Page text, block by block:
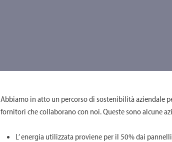
Abbiamo in atto un percorso di sostenibilità aziendale
fornitori che collaborano con noi. Queste sono alcune
L’ energia utilizzata proviene per il 50% dai